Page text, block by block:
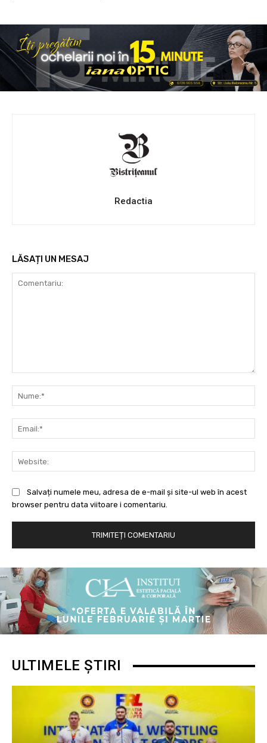
Redactia
LĂSAȚI UN MESAJ
Salvați numele meu, adresa de e-mail și site-ul web în acest
browser pentru data viitoare i comentariu.
ULTIMELE ȘTIRI